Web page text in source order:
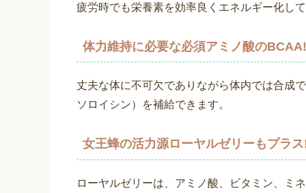
疲労時でも栄養素を効率良くエネルギー化し
体力維持に必要な必須アミノ酸の
丈夫な体に不可欠でありながら体内では合成
ソロイシン）を補給できます。
女王蜂の活力源ローヤルゼリーもプラ
ローヤルゼリーは、アミノ酸、ビタミン、ミ